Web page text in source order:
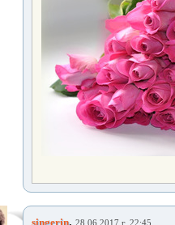
singerin, 28.06.2017 г. 22:45